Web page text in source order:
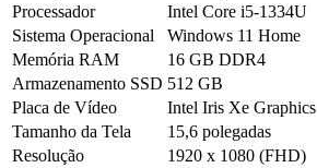
Processador
Intel Core i5-1334U
Sistema Operacional
Windows 11 Home
Memória RAM
16 GB DDR4
Armazenamento SSD 512 GB
Placa de Vídeo
Intel Iris Xe Graphics
Tamanho da Tela
15,6 polegadas
Resolução
1920 x 1080 (FHD)